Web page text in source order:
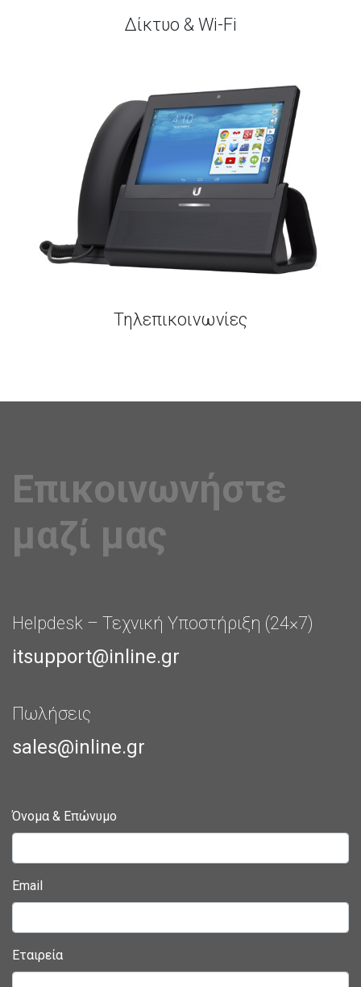
Δίκτυο & Wi-Fi
Τηλεπικοινωνίες
Επικοινωνήστε
μαζί μας
Όνομα & Επώνυμο
Email
Εταιρεία
Helpdesk – Τεχνική Υποστήριξη (24×7)
itsupport@inline.gr
Πωλήσεις
sales@inline.gr